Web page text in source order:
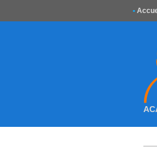
•